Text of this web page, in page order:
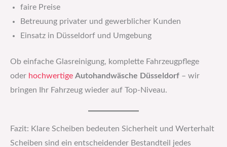
faire Preise
Betreuung privater und gewerblicher Kunden
Einsatz in Düsseldorf und Umgebung
Ob einfache Glasreinigung, komplette Fahrzeugpflege
oder hochwertige Autohandwäsche Düsseldorf – wir
bringen Ihr Fahrzeug wieder auf Top-Niveau.
Fazit: Klare Scheiben bedeuten Sicherheit und Werterhalt
Scheiben sind ein entscheidender Bestandteil jedes